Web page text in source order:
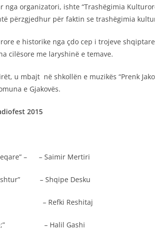
nga organizatori, ishte “Trashëgimia
përzgjedhur për faktin se trashëgimia
e historike nga çdo cep i trojeve
cilësore me laryshinë e temave.
u mbajt në shkollën e muzikës “Prenk
e Gjakovës.
2015
– – Saimir Mertiri
– Shqipe Desku
– Refki Reshitaj
– Halil Gashi